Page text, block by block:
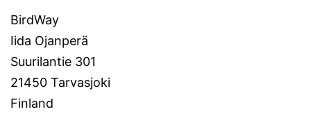
BirdWay
Iida Ojanperä
Suurilantie 301
21450 Tarvasjoki
Finland